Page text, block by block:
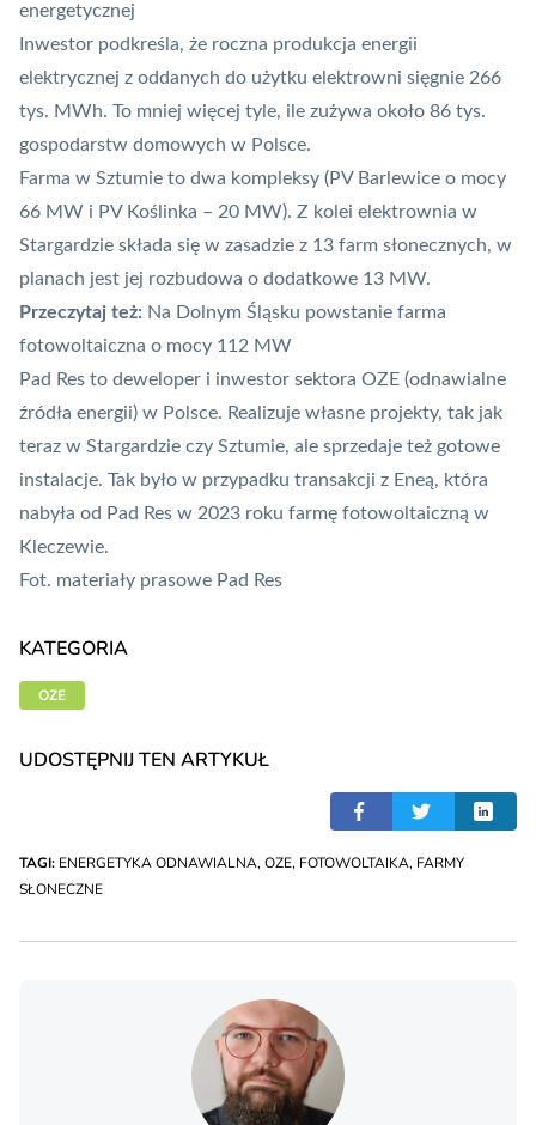
energetycznej
Inwestor podkreśla, że roczna produkcja energii
elektrycznej z oddanych do użytku elektrowni sięgnie 266
tys. MWh. To mniej więcej tyle, ile zużywa około 86 tys.
gospodarstw domowych w Polsce.
Farma w Sztumie to dwa kompleksy (PV Barlewice o mocy
66 MW i PV Koślinka – 20 MW). Z kolei elektrownia w
Stargardzie składa się w zasadzie z 13 farm słonecznych, w
planach jest jej rozbudowa o dodatkowe 13 MW.
Przeczytaj też: Na Dolnym Śląsku powstanie farma
fotowoltaiczna o mocy 112 MW
Pad Res to deweloper i inwestor sektora OZE (odnawialne
źródła energii) w Polsce. Realizuje własne projekty, tak jak
teraz w Stargardzie czy Sztumie, ale sprzedaje też gotowe
instalacje. Tak było w przypadku transakcji z Eneą, która
nabyła od Pad Res w 2023 roku farmę fotowoltaiczną w
Kleczewie.
Fot. materiały prasowe Pad Res
KATEGORIA
OZE
UDOSTĘPNIJ TEN ARTYKUŁ
TAGI: ENERGETYKA ODNAWIALNA, OZE, FOTOWOLTAIKA, FARMY
SŁONECZNE